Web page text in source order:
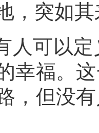
，突如
人可以
幸福。
，但没